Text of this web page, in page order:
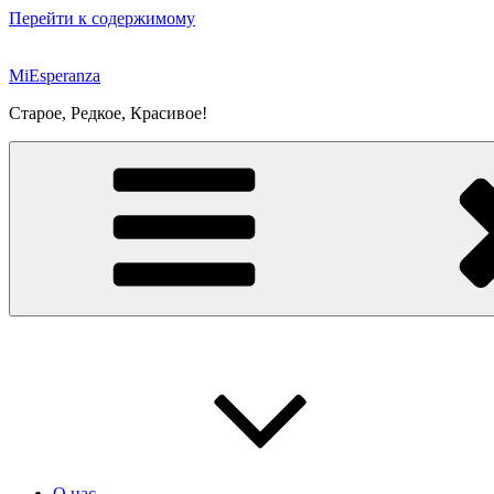
Перейти к содержимому
MiEsperanza
Старое, Редкое, Красивое!